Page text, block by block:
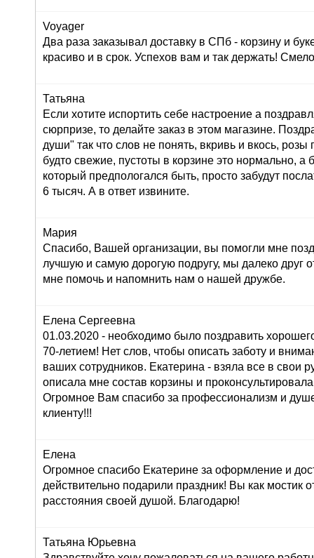
Voyager
Два раза заказывал доставку в СПб - корзину и
красиво и в срок. Успехов вам и так держать!
Татьяна
Если хотите испортить себе настроение а
сюрпризе, то делайте заказ в этом магазине.
души" так что слов не понять, вкривь и вкось, розы
будто свежие, пустоты в корзине это нормально, а
который предпологался быть, просто забудут
6 тысяч. А в ответ извините.
Мария
Спасибо, Вашей организации, вы помогли мне
лучшую и самую дорогую подругу, мы далеко друг
мне помочь и напомнить нам о нашей дружбе.
Елена Сергеевна
01.03.2020 - необходимо было поздравить
70-летием! Нет слов, чтобы описать заботу и
ваших сотрудников. Екатерина - взяла все в свои
описала мне состав корзины и
Огромное Вам спасибо за профессионализм и
клиенту!!!
Елена
Огромное спасибо Екатерине за оформление и
действительно подарили праздник! Вы как мостик
расстояния своей душой. Благодарю!
Татьяна Юрьевна